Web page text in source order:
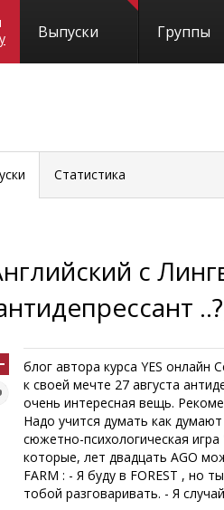
Выпуски Группы
Статистика
с
блог автора курса YES онлайн
к своей мечте 27 августа
очень интересная вещь.
Надо учится думать как
cюжетно-психологическая
которые, лет двадцать AGO
FARM : - Я буду в FOREST , но
тобой разговаривать. - Я